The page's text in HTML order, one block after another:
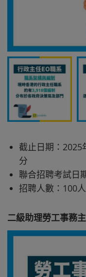
截止日期：2025
分
聯合招聘考試日
招聘人數：100人
二級助理勞工事務